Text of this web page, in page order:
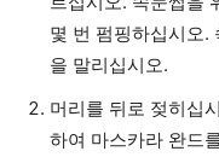
몇 번 펌핑하십시오.
을 말리십시오.
머리를 뒤로 젖히십
하여 마스카라 완드